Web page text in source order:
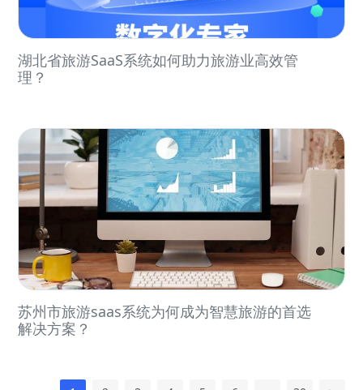
湖北省旅游SaaS系统如何助力旅游业高效管
理？
苏州市旅游saas系统为何成为智慧旅游的首选
解决方案？